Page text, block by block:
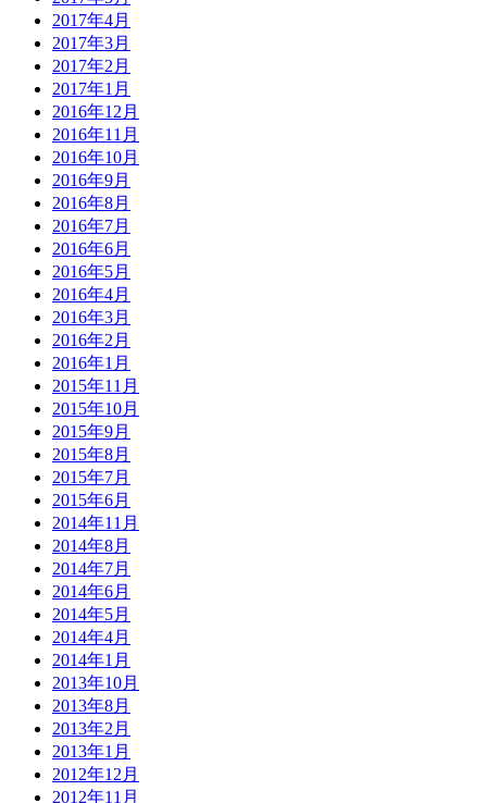
2017年4月
2017年3月
2017年2月
2017年1月
2016年12月
2016年11月
2016年10月
2016年9月
2016年8月
2016年7月
2016年6月
2016年5月
2016年4月
2016年3月
2016年2月
2016年1月
2015年11月
2015年10月
2015年9月
2015年8月
2015年7月
2015年6月
2014年11月
2014年8月
2014年7月
2014年6月
2014年5月
2014年4月
2014年1月
2013年10月
2013年8月
2013年2月
2013年1月
2012年12月
2012年11月